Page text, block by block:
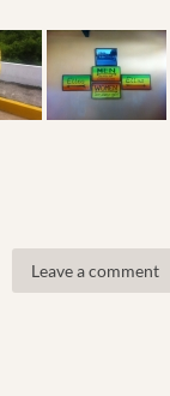
Leave a comment